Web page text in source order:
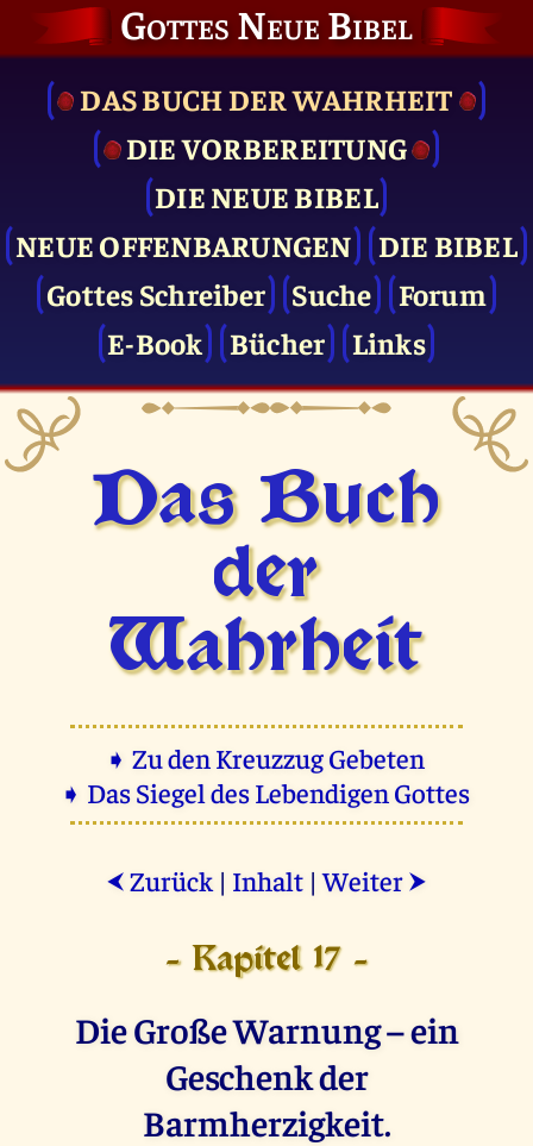
Gottes Neue Bibel
DAS BUCH DER WAHRHEIT
DIE VOR­BEREITUNG
DIE NEUE BIBEL
NEUE OFFENBARUNGEN
DIE BIBEL
Gottes Schreiber
Suche
Forum
E-Book
Bücher Links
Das Buch
der
Wahrheit
➧ Zu den Kreuzzug Gebeten
➧ Das Siegel des Lebendigen Gottes
⮜ Zurück | Inhalt |Weiter ⮞
- Kapitel 17 -
Die Große Warnung – ein
Geschenk der
Barmherzigkeit.